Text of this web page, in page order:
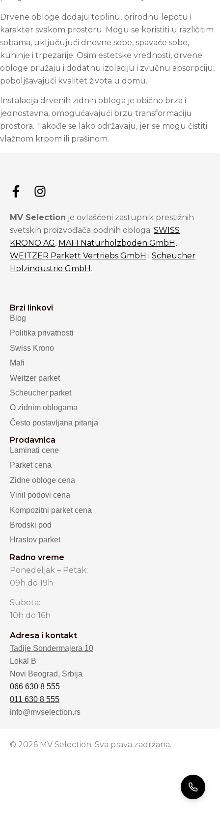
Drvene obloge dodaju toplinu, prirodnu lepotu i
karakter svakom prostoru. Mogu se koristiti u različitim
sobama, uključujući dnevne sobe, spavaće sobe,
kuhinje i trpezarije. Osim estetske vrednosti, drvene
obloge pružaju i dodatnu izolaciju i zvučnu apsorpciju,
poboljšavajući kvalitet života u domu.
Instalacija drvenih zidnih obloga je obično brza i
jednostavna, omogućavajući brzu transformaciju
prostora. Takođe se lako održavaju, jer se mogu čistiti
vlažnom krpom ili prašinom.
MV Selection je ovlašćeni zastupnik prestižnih
svetskih proizvođača podnih obloga: SWISS
KRONO AG, MAFI Naturholzboden GmbH,
WEITZER Parkett Vertriebs GmbH i Scheucher
Holzindustrie GmbH.
Brzi linkovi
Blog
Politika privatnosti
Swiss Krono
Mafi
Weitzer parket
Scheucher parket
O zidnim oblogama
Često postavljana pitanja
Prodavnica
Laminati cene
Parket cena
Zidne obloge cena
Vinil podovi cena
Kompozitni parket cena
Brodski pod
Hrastov parket
Radno vreme
Ponedeljak – Petak:
09h do 19h
Subota:
10h do 16h
Adresa i kontakt
Tadije Sondermajera 10
Lokal B
Novi Beograd, Srbija
066 630 8 555
011 630 8 555
info@mvselection.rs
© 2026 MV Selection. Sva prava zadržana.